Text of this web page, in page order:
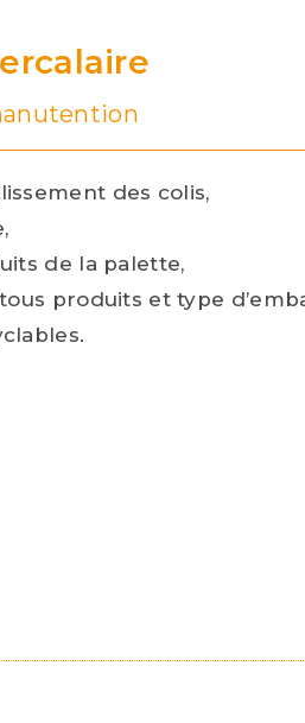
des colis,
de la palette,
produits et type